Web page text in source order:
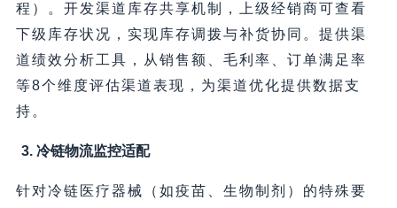
程）。开发渠道库存共享机制，上级经销商可查看
下级库存状况，实现库存调拨与补货协同。提供渠
道绩效分析工具，从销售额、毛利率、订单满足率
等8个维度评估渠道表现，为渠道优化提供数据支
持。
3. 冷链物流监控适配
针对冷链医疗器械（如疫苗、生物制剂）的特殊要